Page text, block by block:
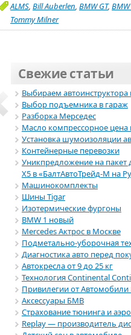
ALMS, Bill Auberlen, BMW GT,
Tommy Milner
Свежие статьи
Выбираем
Выбор подъемника в гараж
Разборка Мерседес
Масло компрессорное цена
Установка шумоизоляции
Контейнерные перевозки
Уникпредложение на пакет
Х5 в «БалтАвтоТрейд-М на
Машинокомплекты
Шины Tigar
Изотермические фургоны
BMW 1 новый
Mercedes Актрос в Москве
Подметально-уборочная
Диагностика авто перед
Автокресла от 9 до 25 кг
Технология Continental
Привилегии от
Аксессуары БМВ
Страхование тюнинга и
Replay — производитель